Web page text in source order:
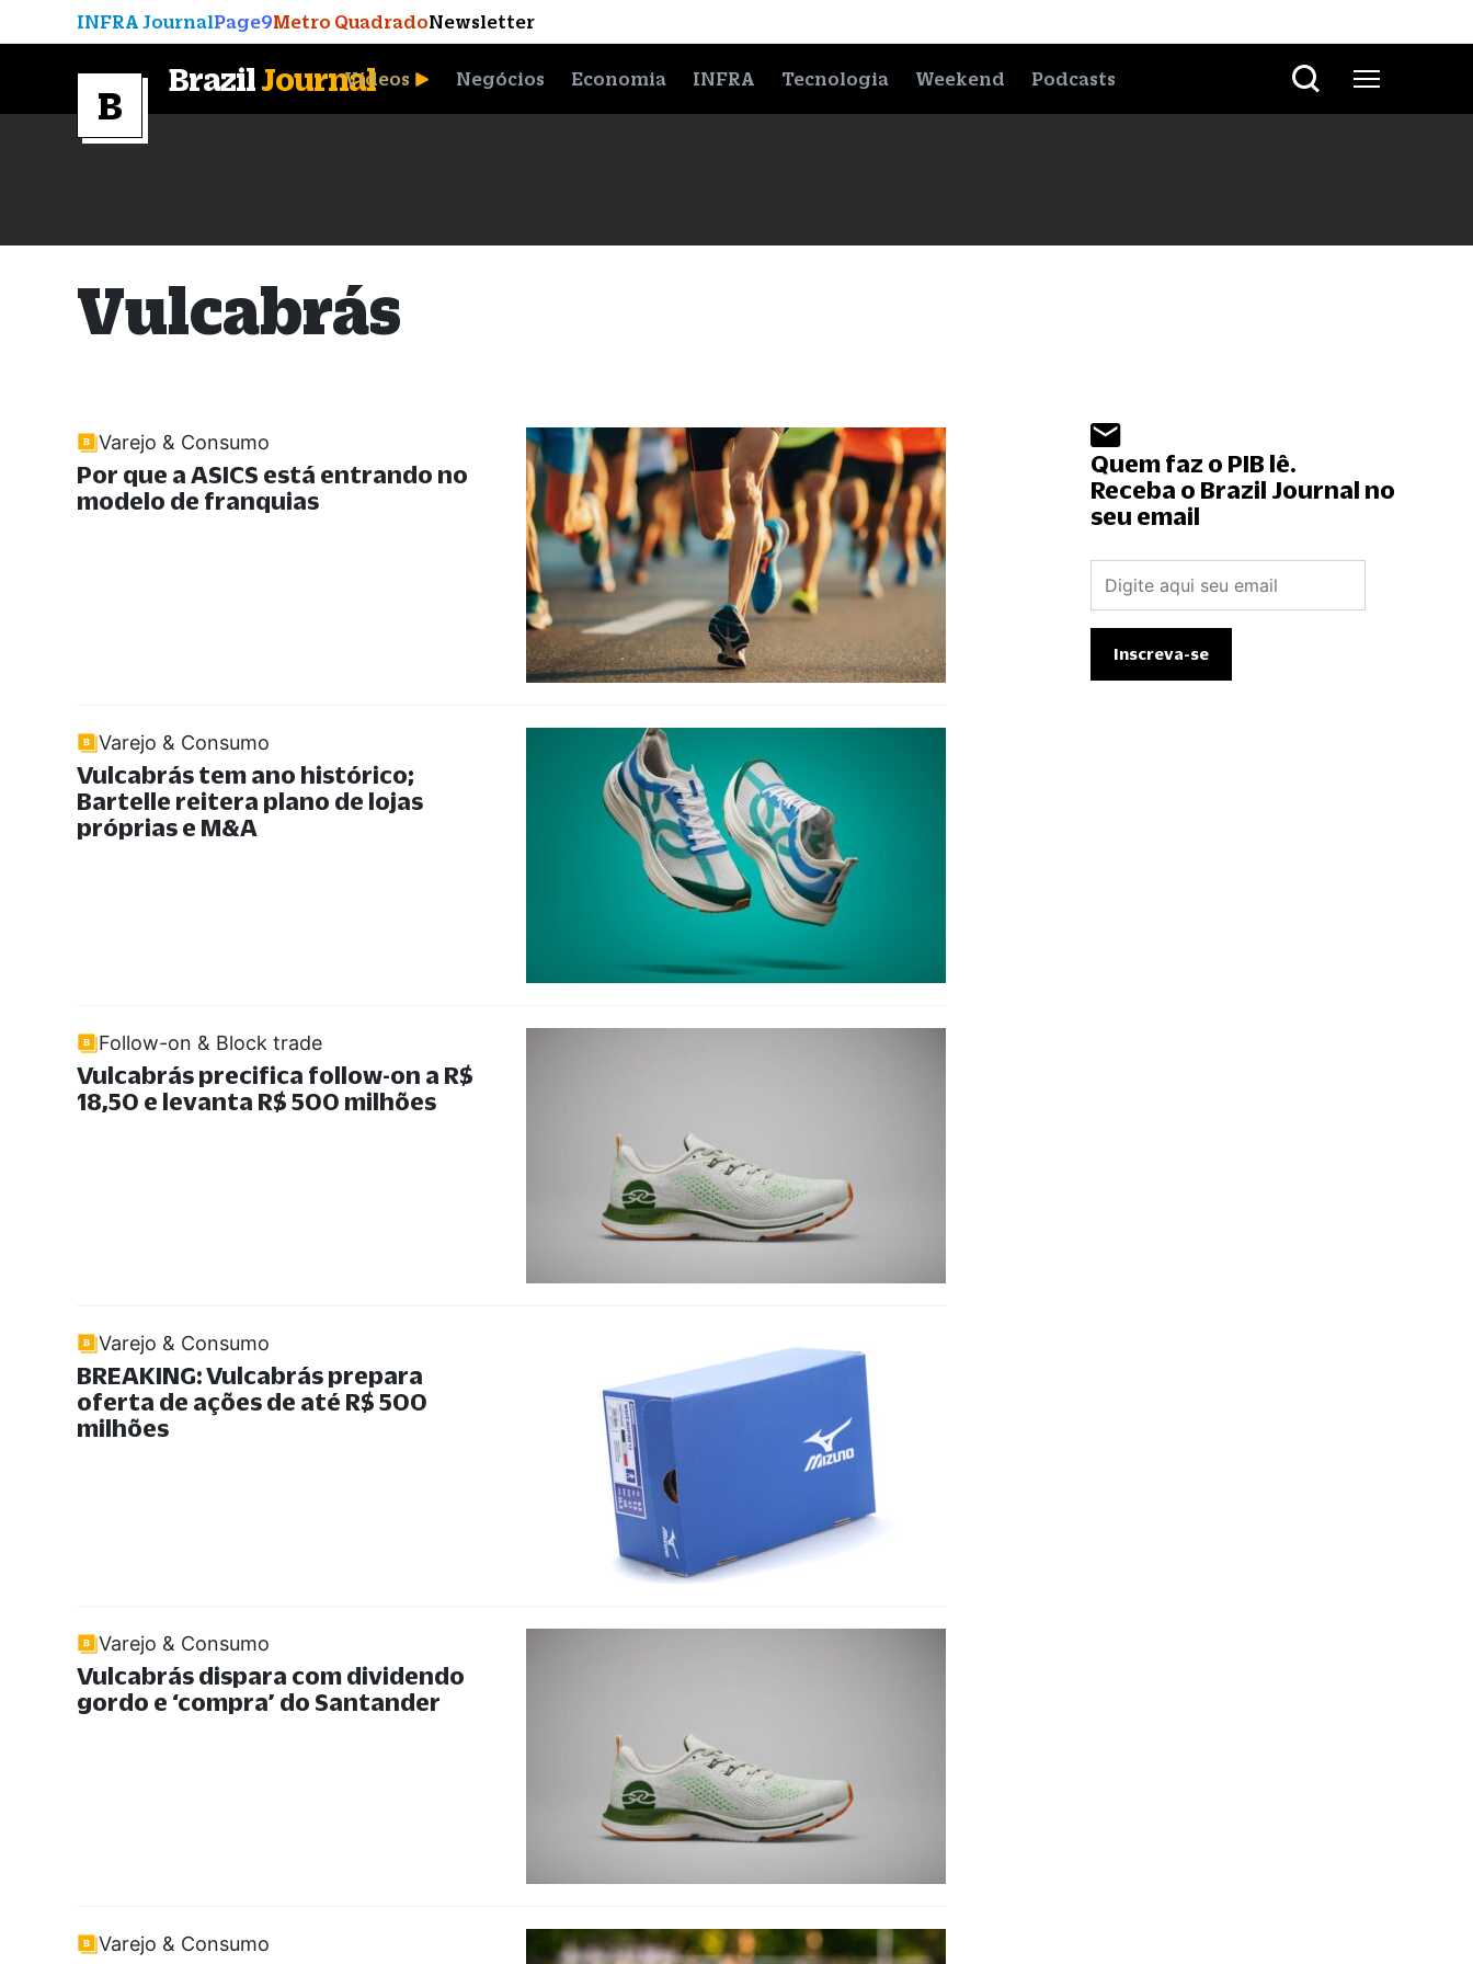
INFRA JournalPage9Metro QuadradoNewsletter
BrazilJournalVídeos Negócios Economia INFRA Tecnologia Weekend Podcasts
Vulcabrás
Varejo & Consumo
Por que a ASICS está entrando no
modelo de franquias
Varejo & Consumo
Vulcabrás tem ano histórico;
Bartelle reitera plano de lojas
próprias e M&A
Follow-on & Block trade
Vulcabrás precifica follow-on a R$
18,50 e levanta R$ 500 milhões
Varejo & Consumo
BREAKING: Vulcabrás prepara
oferta de ações de até R$ 500
milhões
Varejo & Consumo
Vulcabrás dispara com dividendo
gordo e ‘compra’ do Santander
Varejo & Consumo
Quem faz o PIB lê.
Receba o Brazil Journal no
seu email